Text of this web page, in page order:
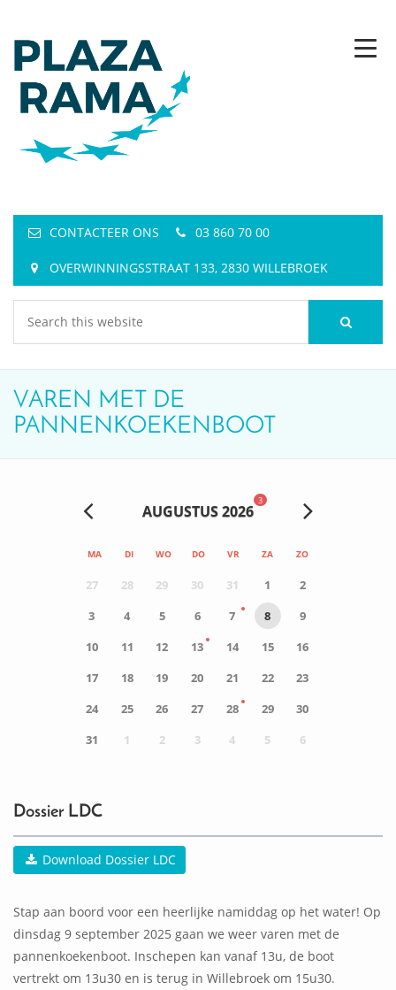
CONTACTEER ONS 03 860 70 00
OVERWINNINGSSTRAAT 133, 2830 WILLEBROEK
VAREN MET DE
PANNENKOEKENBOOT
AUGUSTUS 2026
3
MA DI WO DO VR ZA ZO
27 28 29 30 31 1
2
3
4 5 6 7 8
9
10
11 12 13 14 15
16
17
18 19 20 21 22
23
24
25 26 27 28 29
30
31
1 2 3 4 5 6
Dossier LDC
Download Dossier LDC
Stap aan boord voor een heerlijke namiddag op het water! Op
dinsdag 9 september 2025 gaan we weer varen met de
pannenkoekenboot. Inschepen kan vanaf 13u, de boot
vertrekt om 13u30 en is terug in Willebroek om 15u30.